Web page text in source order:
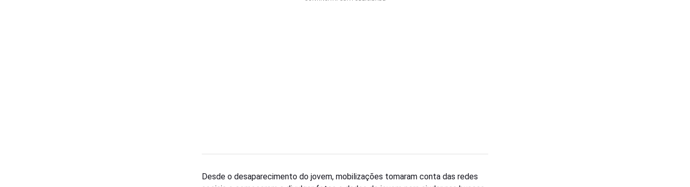
Desde o desaparecimento do jovem, mobilizações tomaram conta das redes